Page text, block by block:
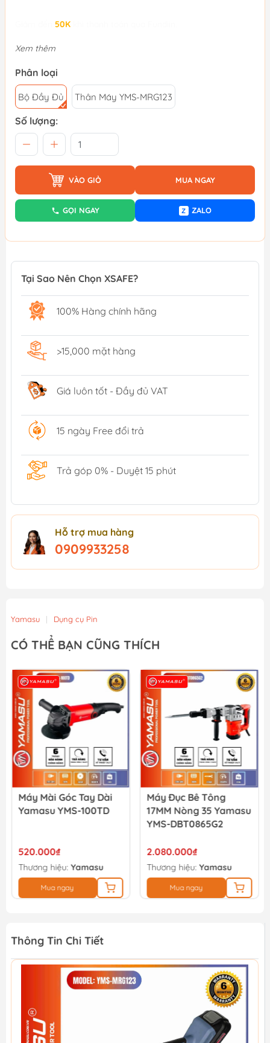
50K
Xem thêm
Phân loại
Bộ Đầy Đủ Thân Máy YMS-MRG123
Số lượng:
VÀO GIỎ MUA NGAY
GỌI NGAY Z ZALO
Tại Sao Nên Chọn XSAFE?
100% Hàng chính hãng
>15,000 mặt hàng
Giá luôn tốt - Đầy đủ VAT
15 ngày Free đổi trả
Trả góp 0% - Duyệt 15 phút
Hỗ trợ mua hàng
0909933258
Yamasu | Dụng cụ Pin
CÓ THỂ BẠN CŨNG THÍCH
Máy Mài Góc Tay Dài
Yamasu YMS-100TD
520.000₫
Thương hiệu: Yamasu
Mua ngay
Máy Đục Bê Tông
17MM Nòng 35 Yamasu
YMS-DBT0865G2
2.080.000₫
Thương hiệu:Yamasu
Mua ngay
Thông Tin Chi Tiết